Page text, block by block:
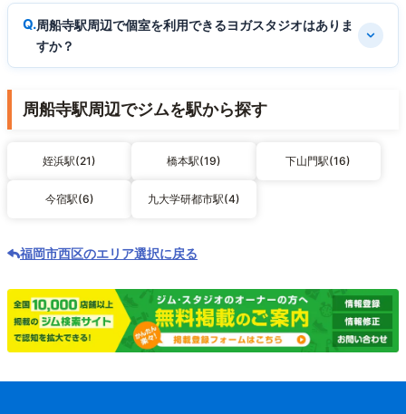
周船寺駅周辺で個室を利用できるヨガスタジオはありま
すか？
周船寺駅周辺でジムを駅から探す
姪浜駅(21) 橋本駅(19) 下山門駅(16)
今宿駅(6) 九大学研都市駅(4)
福岡市西区のエリア選択に戻る